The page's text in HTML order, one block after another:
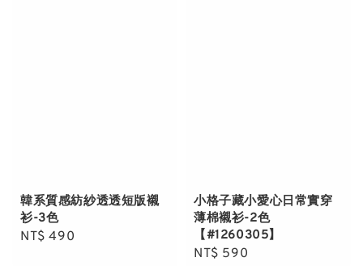
韓系質感紡紗透透短版襯
衫-3色
Regular
NT$ 490
小格子藏小愛心日常實穿
薄棉襯衫-2色
【#1260305】
Regular
NT$ 590